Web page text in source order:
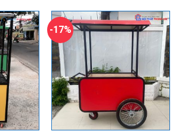
-17%